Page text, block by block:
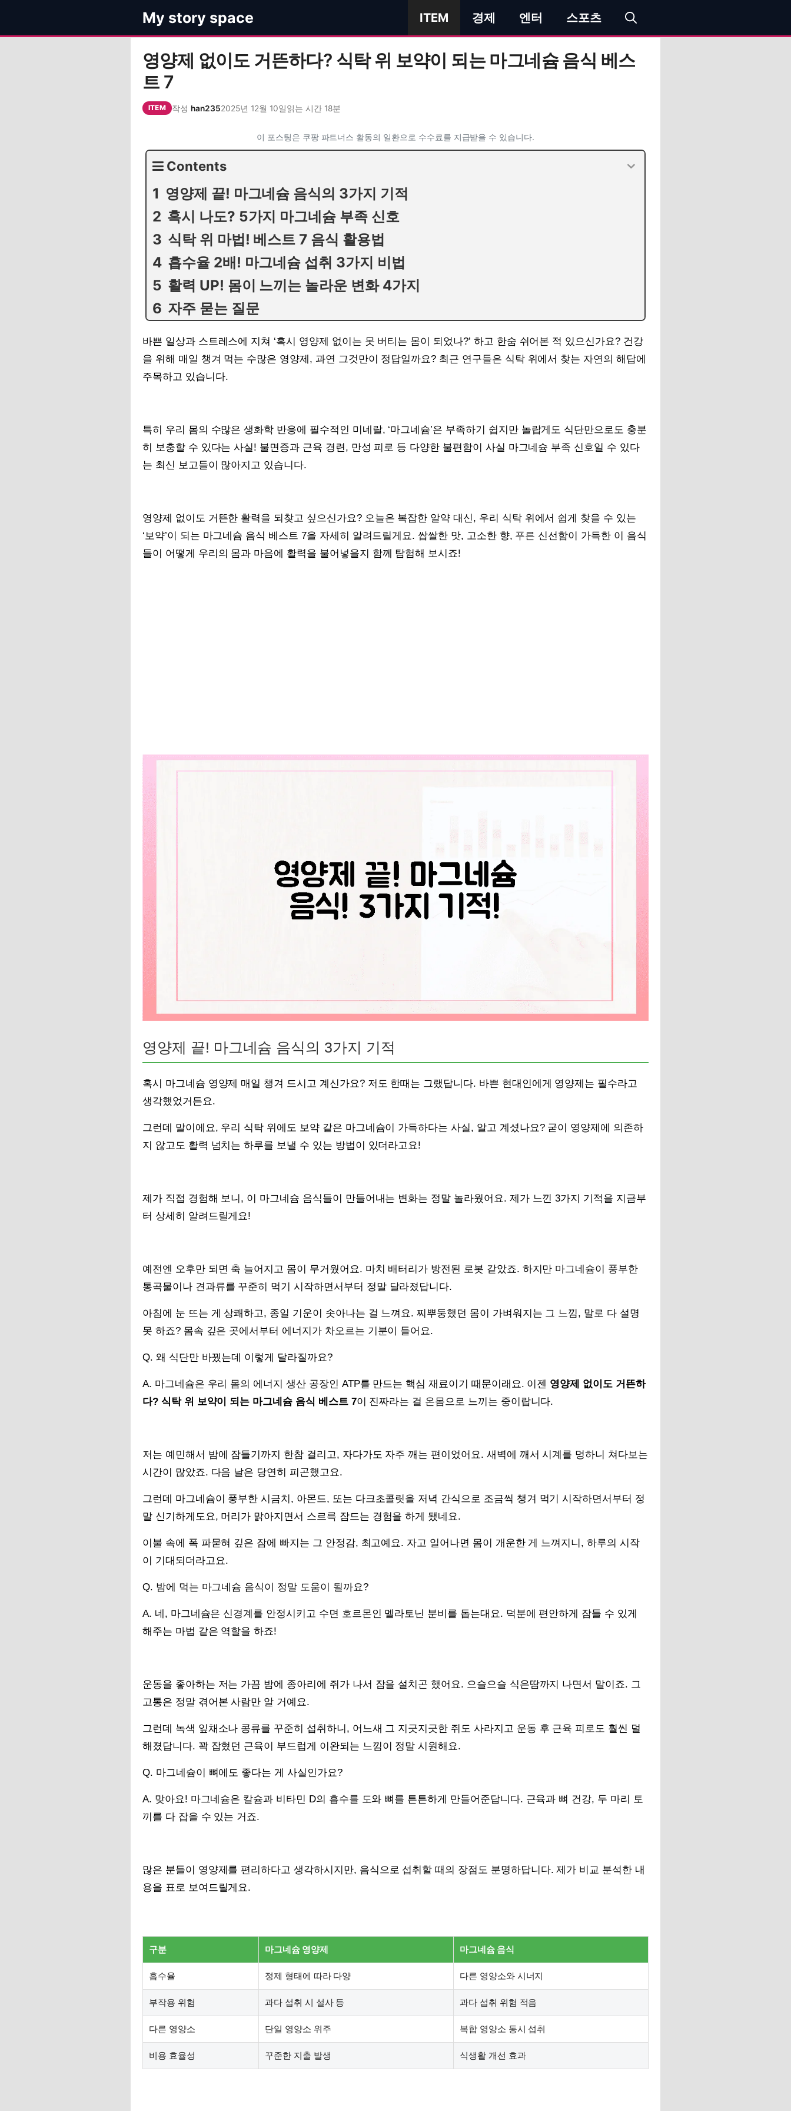
츠
My story space ITEM 경제 엔터 스포츠
영양제 없이도 거뜬하다? 식탁 위 보약이 되는 마그네슘 음식 베스
트 7
ITEM 작성 han2352025년 12월 10일읽는 시간 18분
이 포스팅은 쿠팡 파트너스 활동의 일환으로 수수료를 지급받을 수 있습니다.
Contents
영양제 끝! 마그네슘 음식의 3가지 기적
혹시 나도? 5가지 마그네슘 부족 신호
식탁 위 마법! 베스트 7 음식 활용법
흡수율 2배! 마그네슘 섭취 3가지 비법
활력 UP! 몸이 느끼는 놀라운 변화 4가지
자주 묻는 질문
바쁜 일상과 스트레스에 지쳐 ‘혹시 영양제 없이는 못 버티는 몸이 되었나?’ 하고 한숨 쉬어본 적 있으신가요? 건강
을 위해 매일 챙겨 먹는 수많은 영양제, 과연 그것만이 정답일까요? 최근 연구들은 식탁 위에서 찾는 자연의 해답에
주목하고 있습니다.
특히 우리 몸의 수많은 생화학 반응에 필수적인 미네랄, ‘마그네슘’은 부족하기 쉽지만 놀랍게도 식단만으로도 충분
히 보충할 수 있다는 사실! 불면증과 근육 경련, 만성 피로 등 다양한 불편함이 사실 마그네슘 부족 신호일 수 있다
는 최신 보고들이 많아지고 있습니다.
영양제 없이도 거뜬한 활력을 되찾고 싶으신가요? 오늘은 복잡한 알약 대신, 우리 식탁 위에서 쉽게 찾을 수 있는
‘보약’이 되는 마그네슘 음식 베스트 7을 자세히 알려드릴게요. 쌉쌀한 맛, 고소한 향, 푸른 신선함이 가득한 이 음식
들이 어떻게 우리의 몸과 마음에 활력을 불어넣을지 함께 탐험해 보시죠!
영양제 끝! 마그네슘 음식의 3가지 기적
혹시 마그네슘 영양제 매일 챙겨 드시고 계신가요? 저도 한때는 그랬답니다. 바쁜 현대인에게 영양제는 필수라고
생각했었거든요.
그런데 말이에요, 우리 식탁 위에도 보약 같은 마그네슘이 가득하다는 사실, 알고 계셨나요? 굳이 영양제에 의존하
지 않고도 활력 넘치는 하루를 보낼 수 있는 방법이 있더라고요!
제가 직접 경험해 보니, 이 마그네슘 음식들이 만들어내는 변화는 정말 놀라웠어요. 제가 느낀 3가지 기적을 지금부
터 상세히 알려드릴게요!
예전엔 오후만 되면 축 늘어지고 몸이 무거웠어요. 마치 배터리가 방전된 로봇 같았죠. 하지만 마그네슘이 풍부한
통곡물이나 견과류를 꾸준히 먹기 시작하면서부터 정말 달라졌답니다.
아침에 눈 뜨는 게 상쾌하고, 종일 기운이 솟아나는 걸 느껴요. 찌뿌둥했던 몸이 가벼워지는 그 느낌, 말로 다 설명
못 하죠? 몸속 깊은 곳에서부터 에너지가 차오르는 기분이 들어요.
Q. 왜 식단만 바꿨는데 이렇게 달라질까요?
A. 마그네슘은 우리 몸의 에너지 생산 공장인 ATP를 만드는 핵심 재료이기 때문이래요. 이젠 영양제 없이도 거뜬하
다? 식탁 위 보약이 되는 마그네슘 음식 베스트 7이 진짜라는 걸 온몸으로 느끼는 중이랍니다.
저는 예민해서 밤에 잠들기까지 한참 걸리고, 자다가도 자주 깨는 편이었어요. 새벽에 깨서 시계를 멍하니 쳐다보는
시간이 많았죠. 다음 날은 당연히 피곤했고요.
그런데 마그네슘이 풍부한 시금치, 아몬드, 또는 다크초콜릿을 저녁 간식으로 조금씩 챙겨 먹기 시작하면서부터 정
말 신기하게도요, 머리가 맑아지면서 스르륵 잠드는 경험을 하게 됐네요.
이불 속에 폭 파묻혀 깊은 잠에 빠지는 그 안정감, 최고예요. 자고 일어나면 몸이 개운한 게 느껴지니, 하루의 시작
이 기대되더라고요.
Q. 밤에 먹는 마그네슘 음식이 정말 도움이 될까요?
A. 네, 마그네슘은 신경계를 안정시키고 수면 호르몬인 멜라토닌 분비를 돕는대요. 덕분에 편안하게 잠들 수 있게
해주는 마법 같은 역할을 하죠!
운동을 좋아하는 저는 가끔 밤에 종아리에 쥐가 나서 잠을 설치곤 했어요. 으슬으슬 식은땀까지 나면서 말이죠. 그
고통은 정말 겪어본 사람만 알 거예요.
그런데 녹색 잎채소나 콩류를 꾸준히 섭취하니, 어느새 그 지긋지긋한 쥐도 사라지고 운동 후 근육 피로도 훨씬 덜
해졌답니다. 꽉 잡혔던 근육이 부드럽게 이완되는 느낌이 정말 시원해요.
Q. 마그네슘이 뼈에도 좋다는 게 사실인가요?
A. 맞아요! 마그네슘은 칼슘과 비타민 D의 흡수를 도와 뼈를 튼튼하게 만들어준답니다. 근육과 뼈 건강, 두 마리 토
끼를 다 잡을 수 있는 거죠.
많은 분들이 영양제를 편리하다고 생각하시지만, 음식으로 섭취할 때의 장점도 분명하답니다. 제가 비교 분석한 내
용을 표로 보여드릴게요.
구분 마그네슘 영양제 마그네슘 음식
흡수율 정제 형태에 따라 다양 다른 영양소와 시너지
부작용 위험 과다 섭취 시 설사 등 과다 섭취 위험 적음
다른 영양소 단일 영양소 위주 복합 영양소 동시 섭취
비용 효율성 꾸준한 지출 발생 식생활 개선 효과